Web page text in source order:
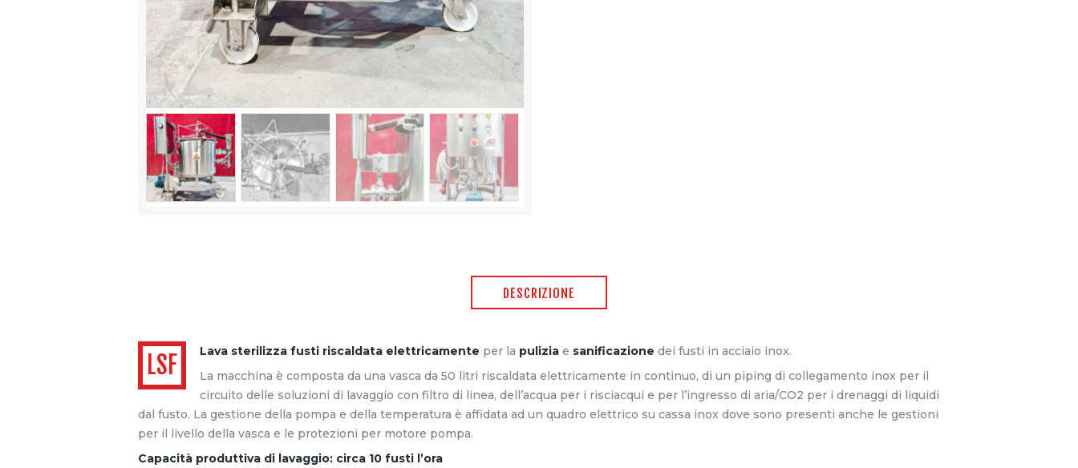
DESCRIZIONE
LSF Lava sterilizza fusti riscaldata elettricamente per la puliziae sanificazione dei fusti in acciaio inox.
La macchina è composta da una vasca da 50 litri riscaldata elettricamente in continuo, di un piping di collegamento inox per il
circuito delle soluzioni di lavaggio con filtro di linea, dell’acqua per i risciacqui e per l’ingresso di aria/CO2 per i drenaggi di liquidi
dal fusto. La gestione della pompa e della temperatura è affidata ad un quadro elettrico su cassa inox dove sono presenti anche le gestioni
per il livello della vasca e le protezioni per motore pompa.
Capacità produttiva di lavaggio: circa 10 fusti l’ora